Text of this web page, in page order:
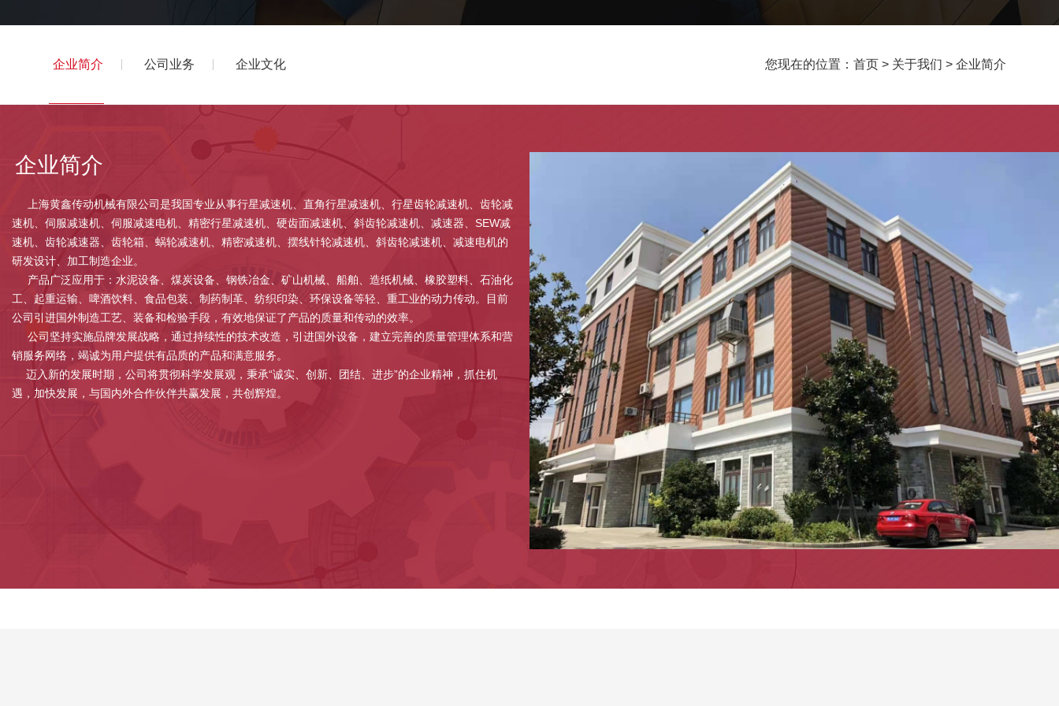
企业简介 公司业务 企业文化 您现在的位置： 首页> 关于我们 > 企业简介
企业简介
上海黄鑫传动机械有限公司是我国专业从事行星减速机、直角行星减速机、行星齿轮减速机、齿轮减
速机、伺服减速机、伺服减速电机、精密行星减速机、硬齿面减速机、斜齿轮减速机、减速器、SEW减
速机、齿轮减速器、齿轮箱、蜗轮减速机、精密减速机、摆线针轮减速机、斜齿轮减速机、减速电机的
研发设计、加工制造企业。
产品广泛应用于：水泥设备、煤炭设备、钢铁冶金、矿山机械、船舶、造纸机械、橡胶塑料、石油化
工、起重运输、啤酒饮料、食品包装、制药制革、纺织印染、环保设备等轻、重工业的动力传动。目前
公司引进国外制造工艺、装备和检验手段，有效地保证了产品的质量和传动的效率。
公司坚持实施品牌发展战略，通过持续性的技术改造，引进国外设备，建立完善的质量管理体系和营
销服务网络，竭诚为用户提供有品质的产品和满意服务。
迈入新的发展时期，公司将贯彻科学发展观，秉承“诚实、创新、团结、进步”的企业精神，抓住机
遇，加快发展，与国内外合作伙伴共赢发展，共创辉煌。